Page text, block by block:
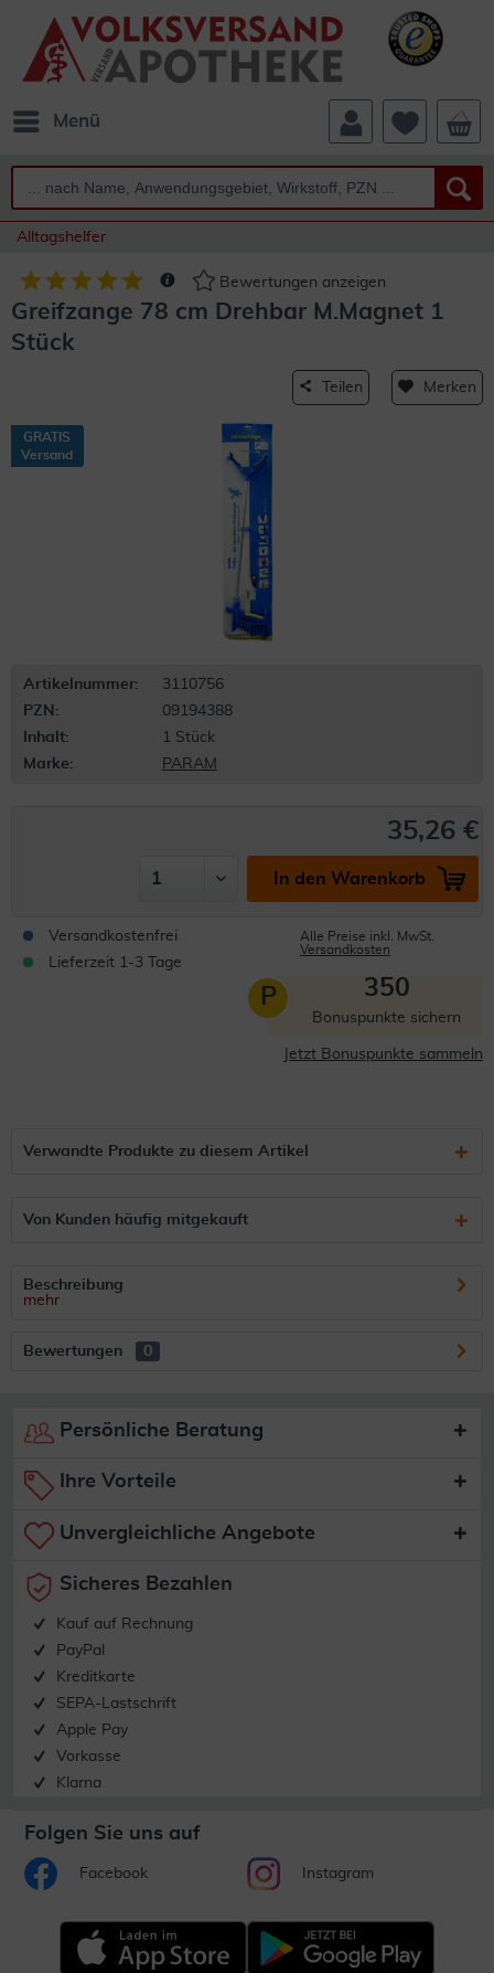
Menü
Alltagshelfer
Bewertungen anzeigen
Greifzange 78 cm Drehbar M.Magnet 1
Stück
Teilen Merken
GRATIS
Versand
Artikelnummer:
3110756
PZN:
09194388
Inhalt:
1 Stück
Marke:
PARAM
35,26 €
In den Warenkorb
Versandkostenfrei
Lieferzeit 1-3 Tage
Alle Preise inkl. MwSt.
Versandkosten
P 350
Bonuspunkte sichern
Jetzt Bonuspunkte sammeln
Verwandte Produkte zu diesem Artikel
Von Kunden häufig mitgekauft
Beschreibung
mehr
Bewertungen 0
Persönliche Beratung
Ihre Vorteile
Unvergleichliche Angebote
Sicheres Bezahlen
Kauf auf Rechnung
PayPal
Kreditkarte
SEPA-Lastschrift
Apple Pay
Vorkasse
Klarna
Folgen Sie uns auf
Facebook Instagram